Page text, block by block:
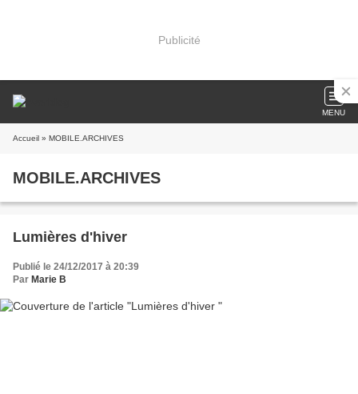
Publicité
MENU
Accueil » MOBILE.ARCHIVES
MOBILE.ARCHIVES
Lumières d'hiver
Publié le 24/12/2017 à 20:39
Par Marie B